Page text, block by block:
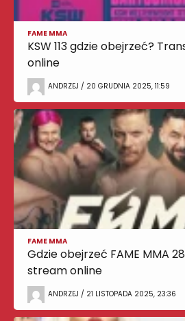
FAME MMA
KSW 113 gdzie obejrzeć?
online
ANDRZEJ / 20 GRUDNIA 2025, 11:59
FAME MMA
Gdzie obejrzeć FAME MMA
stream online
ANDRZEJ / 21 LISTOPADA 2025, 23:36